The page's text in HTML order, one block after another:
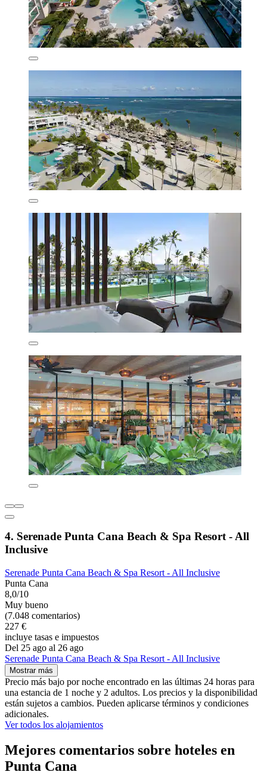
4. Serenade Punta Cana Beach & Spa Resort - All
Inclusive
Serenade Punta Cana Beach & Spa Resort - All Inclusive
Punta Cana
8,0/10
Muy bueno
(7.048 comentarios)
227 €
incluye tasas e impuestos
Del 25 ago al 26 ago
Serenade Punta Cana Beach & Spa Resort - All Inclusive
Mostrar más
Precio más bajo por noche encontrado en las últimas 24 horas para
una estancia de 1 noche y 2 adultos. Los precios y la disponibilidad
están sujetos a cambios. Pueden aplicarse términos y condiciones
adicionales.
Ver todos los alojamientos
Mejores comentarios sobre hoteles en
Punta Cana